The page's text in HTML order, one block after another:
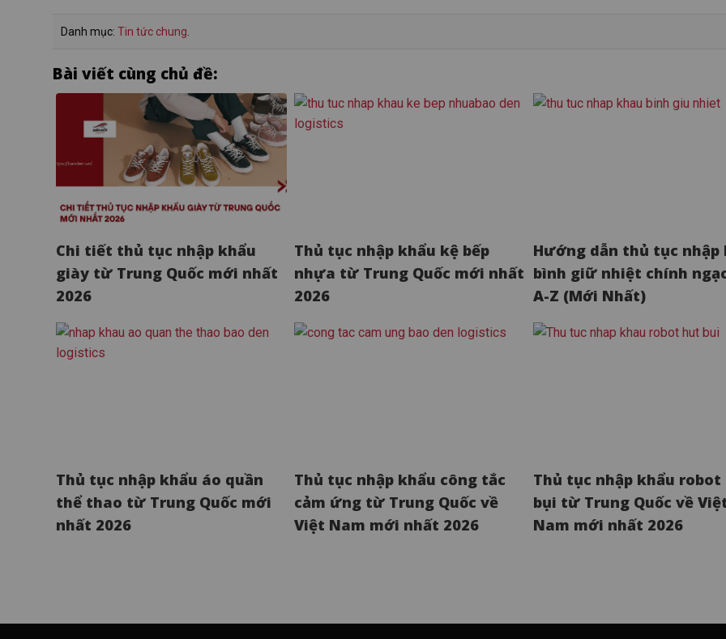
Danh mục: Tin tức chung
Bài viết cùng chủ đề:
Chi tiết thủ tục nhập khẩu
giày từ Trung Quốc mới nhất
2026
Thủ tục nhập khẩu kệ bếp
nhựa từ Trung Quốc mới nhất
2026
Hướng dẫn thủ tục nhập
bình giữ nhiệt chính
A-Z (Mới Nhất)
Thủ tục nhập khẩu áo quần
thể thao từ Trung Quốc mới
nhất 2026
Thủ tục nhập khẩu công tắc
cảm ứng từ Trung Quốc về
Việt Nam mới nhất 2026
Thủ tục nhập khẩu robot
bụi từ Trung Quốc về
Nam mới nhất 2026